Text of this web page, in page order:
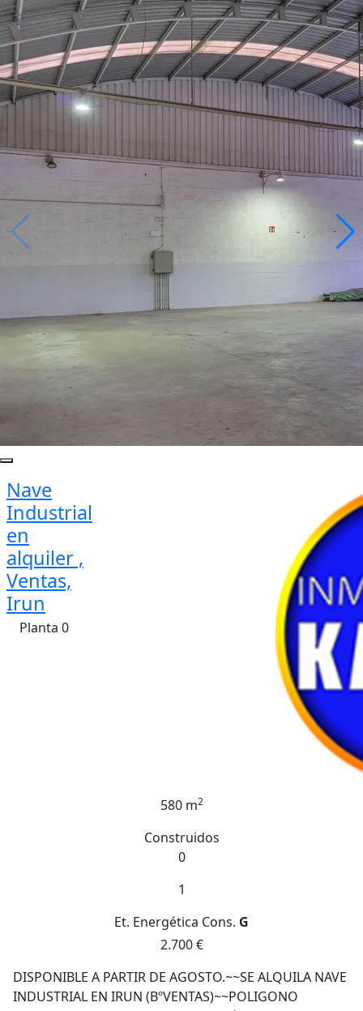
Nave
Industrial
en
alquiler ,
Ventas,
Irun
Planta 0
580 m2
Construidos
0
1
Et. Energética Cons. G
2.700 €
DISPONIBLE A PARTIR DE AGOSTO.~~SE ALQUILA NAVE
INDUSTRIAL EN IRUN (BºVENTAS)~~POLIGONO